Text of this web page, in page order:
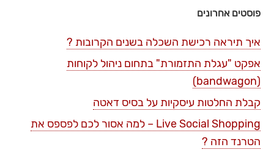
פוסטים אחרונים
איך תיראה רכישת השכלה בשנים הקרובות ?
אפקט "עגלת התזמורת" בתחום ניהול לקוחות
(bandwagon)
קבלת החלטות עיסקיות על בסיס דאטה
Live Social Shopping – למה אסור לכם לפספס את
הטרנד הזה ?